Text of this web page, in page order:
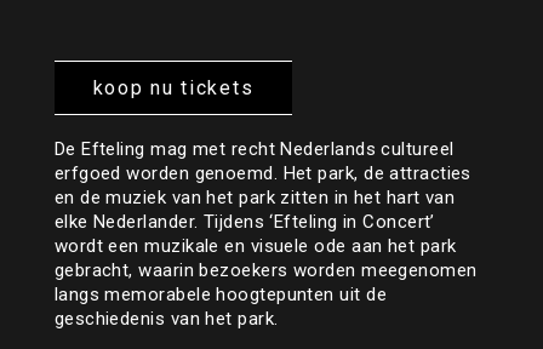
koop nu tickets
De Efteling mag met recht Nederlands cultureel
erfgoed worden genoemd. Het park, de attracties
en de muziek van het park zitten in het hart van
elke Nederlander. Tijdens ‘Efteling in Concert’
wordt een muzikale en visuele ode aan het park
gebracht, waarin bezoekers worden meegenomen
langs memorabele hoogtepunten uit de
geschiedenis van het park.